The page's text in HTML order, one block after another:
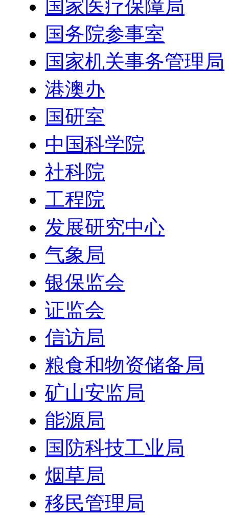
国家医疗保障局
国务院参事室
国家机关事务管理局
港澳办
国研室
中国科学院
社科院
工程院
发展研究中心
气象局
银保监会
证监会
信访局
粮食和物资储备局
矿山安监局
能源局
国防科技工业局
烟草局
移民管理局